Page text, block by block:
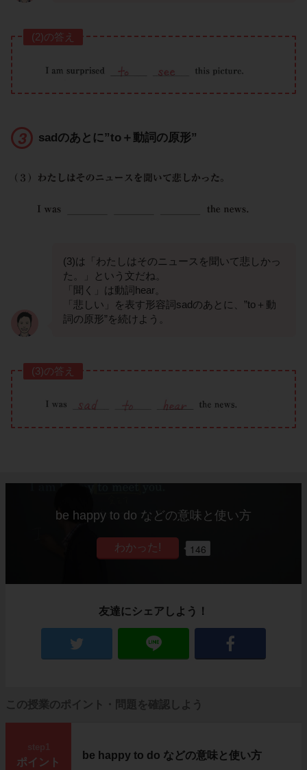
(2)の答え
sadのあとに”to＋動詞の原形”
(3)は「わたしはそのニュースを聞いて悲しかっ
た。」という文だね。
「聞く」は動詞hear。
「悲しい」を表す形容詞sadのあとに、”to＋動
詞の原形”を続けよう。
(3)の答え
be happy to do などの意味と使い方
146
友達にシェアしよう！
この授業のポイント・問題を確認しよう
ポイント
be happy to do などの意味と使い方